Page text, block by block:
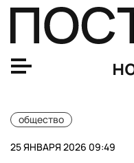
общество
25 ЯНВАРЯ 2026 09:49
В России участились